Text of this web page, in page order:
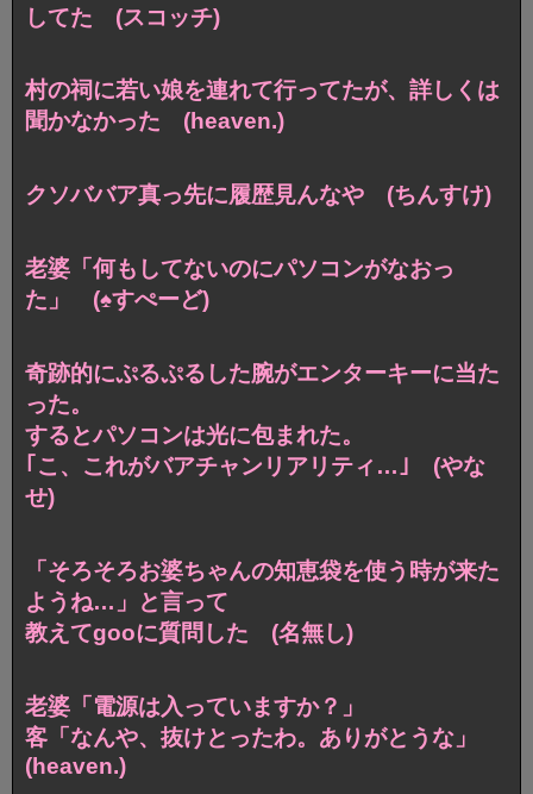
してた (スコッチ)
村の祠に若い娘を連れて行ってたが、詳しくは
聞かなかった (heaven.)
クソババア真っ先に履歴見んなや (ちんすけ)
老婆「何もしてないのにパソコンがなおっ
た」 (♠︎すぺーど)
奇跡的にぷるぷるした腕がエンターキーに当た
った。
するとパソコンは光に包まれた。
｢こ、これがバアチャンリアリティ…｣ (やな
せ)
「そろそろお婆ちゃんの知恵袋を使う時が来た
ようね…」と言って
教えてgooに質問した (名無し)
老婆「電源は入っていますか？」
客「なんや、抜けとったわ。ありがとうな」
(heaven.)